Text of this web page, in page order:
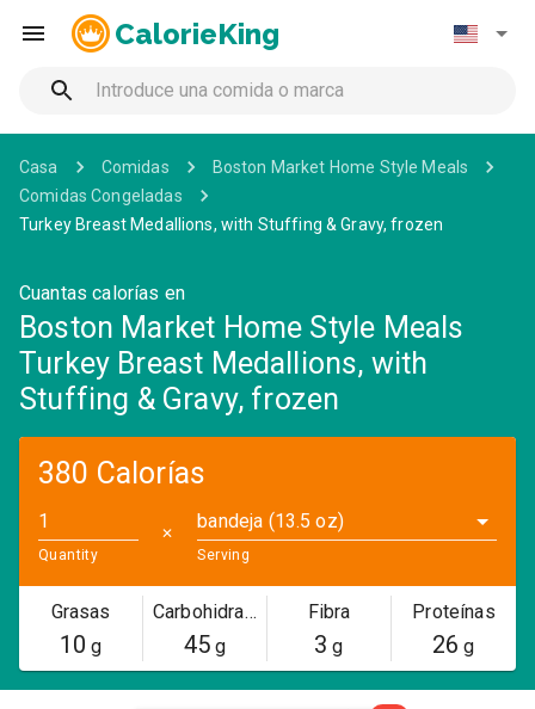
CalorieKing
Casa Comidas
Boston Market Home Style Meals
Comidas Congeladas
Turkey Breast Medallions, with Stuffing & Gravy, frozen
Cuantas calorías en
Boston Market Home Style Meals
Turkey Breast Medallions, with
Stuffing & Gravy, frozen
380 Calorías
Quantity
✕
bandeja (13.5 oz)
Serving
Grasas
10 g
Carbohidratos
45g
Fibra
3 g
Proteínas
26 g